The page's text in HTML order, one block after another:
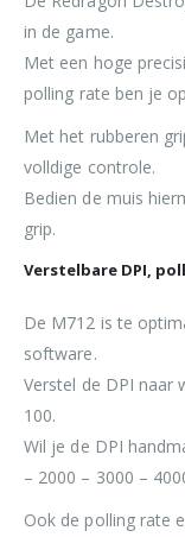
in de game.
Met een hoge
polling rate ben je
Met het rubberen
volldige controle.
Bedien de muis
grip.
Verstelbare DPI,
De M712 is te
software.
Verstel de DPI naar
100.
Wil je de DPI
– 2000 – 3000 –
Ook de polling rate